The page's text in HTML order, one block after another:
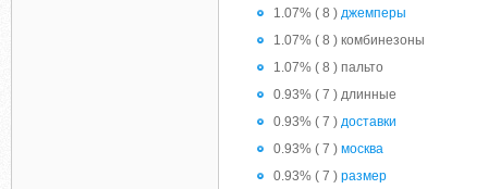
1.07% ( 8 ) джемперы
1.07% ( 8 ) комбинезоны
1.07% ( 8 ) пальто
0.93% ( 7 ) длинные
0.93% ( 7 ) доставки
0.93% ( 7 ) москва
0.93% ( 7 ) размер